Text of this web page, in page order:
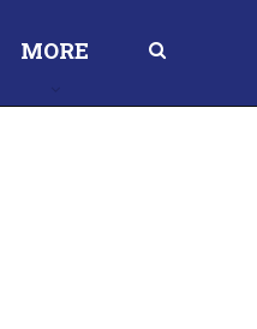
MORE